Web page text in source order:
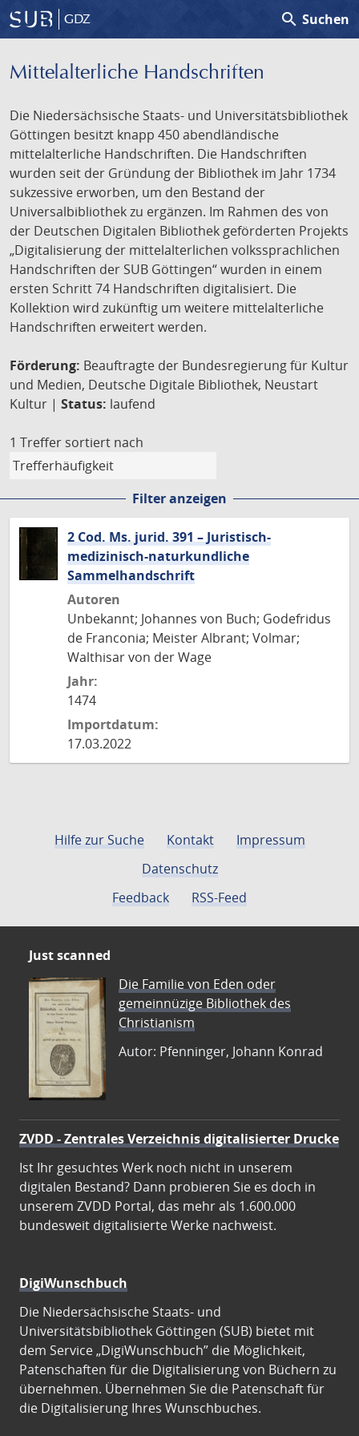
GDZ search Suchen
Mittelalterliche Handschriften
Die Niedersächsische Staats- und Universitätsbibliothek
Göttingen besitzt knapp 450 abendländische
mittelalterliche Handschriften. Die Handschriften
wurden seit der Gründung der Bibliothek im Jahr 1734
sukzessive erworben, um den Bestand der
Universalbibliothek zu ergänzen. Im Rahmen des von
der Deutschen Digitalen Bibliothek geförderten Projekts
„Digitalisierung der mittelalterlichen volkssprachlichen
Handschriften der SUB Göttingen“ wurden in einem
ersten Schritt 74 Handschriften digitalisiert. Die
Kollektion wird zukünftig um weitere mittelalterliche
Handschriften erweitert werden.
Förderung: Beauftragte der Bundesregierung für Kultur
und Medien, Deutsche Digitale Bibliothek, Neustart
Kultur | Status: laufend
1 Treffer sortiert nach
Filter anzeigen
2 Cod. Ms. jurid. 391 – Juristisch-
medizinisch-naturkundliche
Sammelhandschrift
Autoren
Unbekannt; Johannes von Buch; Godefridus
de Franconia; Meister Albrant; Volmar;
Walthisar von der Wage
Jahr:
1474
Importdatum:
17.03.2022
Hilfe zur Suche Kontakt
Impressum
Datenschutz
Feedback
RSS-Feed
Just scanned
Die Familie von Eden oder
gemeinnüzige Bibliothek des
Christianism
Autor: Pfenninger, Johann Konrad
ZVDD - Zentrales Verzeichnis digitalisierter Drucke
Ist Ihr gesuchtes Werk noch nicht in unserem
digitalen Bestand? Dann probieren Sie es doch in
unserem ZVDD Portal, das mehr als 1.600.000
bundesweit digitalisierte Werke nachweist.
DigiWunschbuch
Die Niedersächsische Staats- und
Universitätsbibliothek Göttingen (SUB) bietet mit
dem Service „DigiWunschbuch” die Möglichkeit,
Patenschaften für die Digitalisierung von Büchern zu
übernehmen. Übernehmen Sie die Patenschaft für
die Digitalisierung Ihres Wunschbuches.